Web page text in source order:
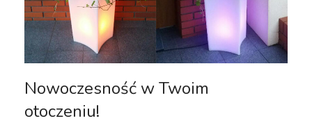
Nowoczesność w Twoim
otoczeniu!